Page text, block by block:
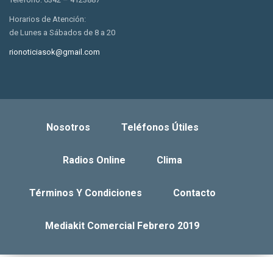
Horarios de Atención:
de Lunes a Sábados de 8 a 20
rionoticiasok@gmail.com
Nosotros Teléfonos Útiles
Radios Online Clima
Términos Y Condiciones Contacto
Mediakit Comercial Febrero 2019